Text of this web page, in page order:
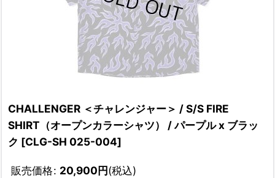
CHALLENGER ＜チャレンジャー＞ / S/S FIRE
SHIRT（オープンカラーシャツ） / パープル x ブラッ
ク [CLG-SH 025-004]
販売価格: 20,900円(税込)